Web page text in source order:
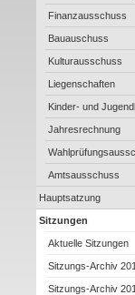
Finanzausschuss
Bauauschuss
Kulturausschuss
Liegenschaften
Kinder- und
Jahresrechnung
Amtsausschuss
Hauptsatzung
Sitzungen
Aktuelle Sitzungen
Sitzungs-Archiv
Sitzungs-Archiv